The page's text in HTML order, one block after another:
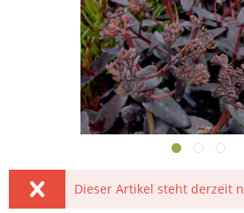
Dieser Artikel steht derzeit